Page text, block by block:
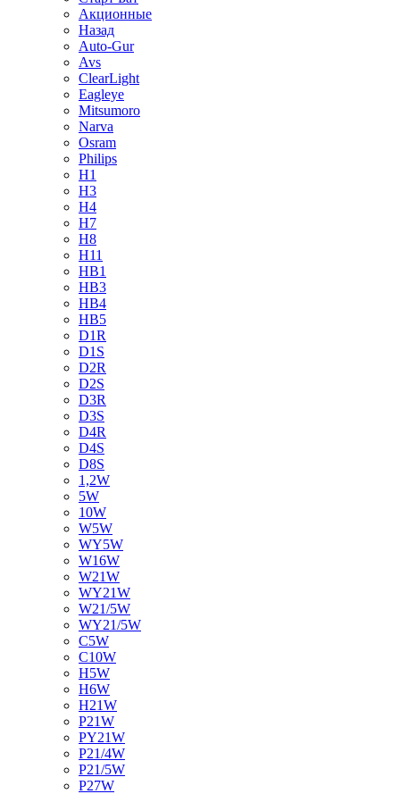
Акционные
Назад
Auto-Gur
Avs
ClearLight
Eagleye
Mitsumoro
Narva
Osram
Philips
H1
H3
H4
H7
H8
H11
HB1
HB3
HB4
HB5
D1R
D1S
D2R
D2S
D3R
D3S
D4R
D4S
D8S
1,2W
5W
10W
W5W
WY5W
W16W
W21W
WY21W
W21/5W
WY21/5W
C5W
C10W
H5W
H6W
H21W
P21W
PY21W
P21/4W
P21/5W
P27W